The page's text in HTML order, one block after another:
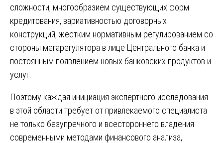
сложности, многообразием существующих форм
кредитования, вариативностью договорных
конструкций, жестким нормативным регулированием со
стороны мегарегулятора в лице Центрального банка и
постоянным появлением новых банковских продуктов и
услуг.
Поэтому каждая инициация экспертного исследования
в этой области требует от привлекаемого специалиста
не только безупречного и всестороннего владения
современными методами финансового анализа,